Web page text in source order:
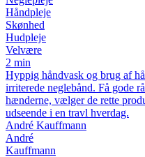
Håndpleje
Skønhed
Hudpleje
Velvære
2 min
Hyppig håndvask og brug af
irriterede neglebånd. Få gode
hænderne, vælger de rette
udseende i en travl hverdag.
André Kauffmann
André
Kauffmann